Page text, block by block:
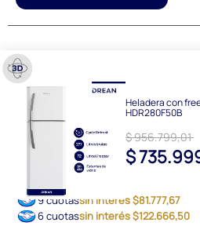
Heladera con
HDR280F50B
$ 956.799,01
$
9 cuotassin interés $81.777,67
6 cuotassin interés $122.666,50